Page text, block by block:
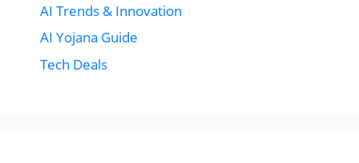
AI Trends & Innovation
AI Yojana Guide
Tech Deals